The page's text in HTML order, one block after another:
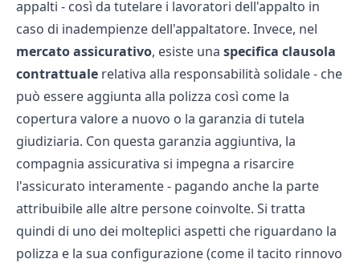
appalti - così da tutelare i lavoratori dell'appalto in
caso di inadempienze dell'appaltatore. Invece, nel
mercatoassicurativo, esiste una specifica clausola
contrattuale relativa alla responsabilità solidale - che
può essere aggiunta alla polizza così come la
copertura valore a nuovo o la garanzia di tutela
giudiziaria. Con questa garanzia aggiuntiva, la
compagnia assicurativa si impegna a risarcire
l'assicurato interamente - pagando anche la parte
attribuibile alle altre persone coinvolte. Si tratta
quindi di uno dei molteplici aspetti che riguardano la
polizza e la sua configurazione (come il tacito rinnovo